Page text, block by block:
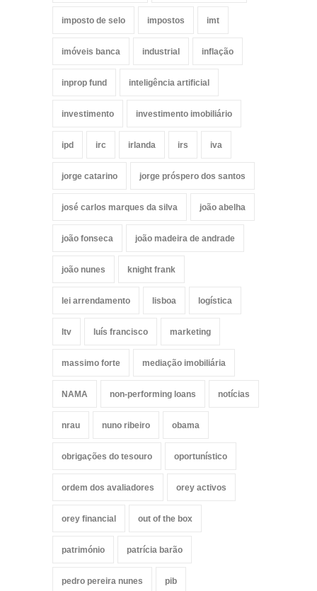
imposto de selo impostos imt
imóveis banca industrial inflação
inprop fund inteligência artificial
investimento investimento imobiliário
ipd irc irlanda irs iva
jorge catarino jorge próspero dos santos
josé carlos marques da silva joão abelha
joão fonseca joão madeira de andrade
joão nunes knight frank
lei arrendamento lisboa logística
ltv luís francisco marketing
massimo forte mediação imobiliária
NAMA non-performing loans notícias
nrau nuno ribeiro obama
obrigações do tesouro oportunístico
ordem dos avaliadores orey activos
orey financial out of the box
património patrícia barão
pedro pereira nunes pib